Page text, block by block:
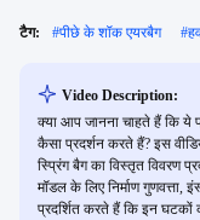
टैग: #पीछे के शॉक एयरबैग #
Video Description:
क्या आप जानना चाहते हैं कि ये
कैसा प्रदर्शन करते हैं? इस
स्प्रिंग बैग का विस्तृत विवरण
मॉडल के लिए निर्माण
प्रदर्शित करते हैं कि इन घटकों